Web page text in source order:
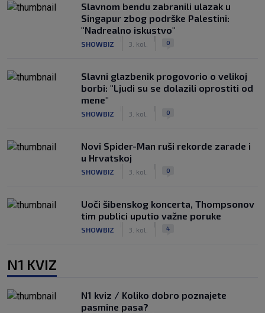
Slavnom bendu zabranili ulazak u
Singapur zbog podrške Palestini:
"Nadrealno iskustvo"
SHOWBIZ 3. kol. 0
Slavni glazbenik progovorio o velikoj
borbi: "Ljudi su se dolazili oprostiti od
mene"
SHOWBIZ 3. kol. 0
Novi Spider-Man ruši rekorde zarade i
u Hrvatskoj
SHOWBIZ 3. kol. 0
Uoči šibenskog koncerta, Thompsonov
tim publici uputio važne poruke
SHOWBIZ 3. kol. 4
N1 KVIZ
N1 kviz / Koliko dobro poznajete
pasmine pasa?